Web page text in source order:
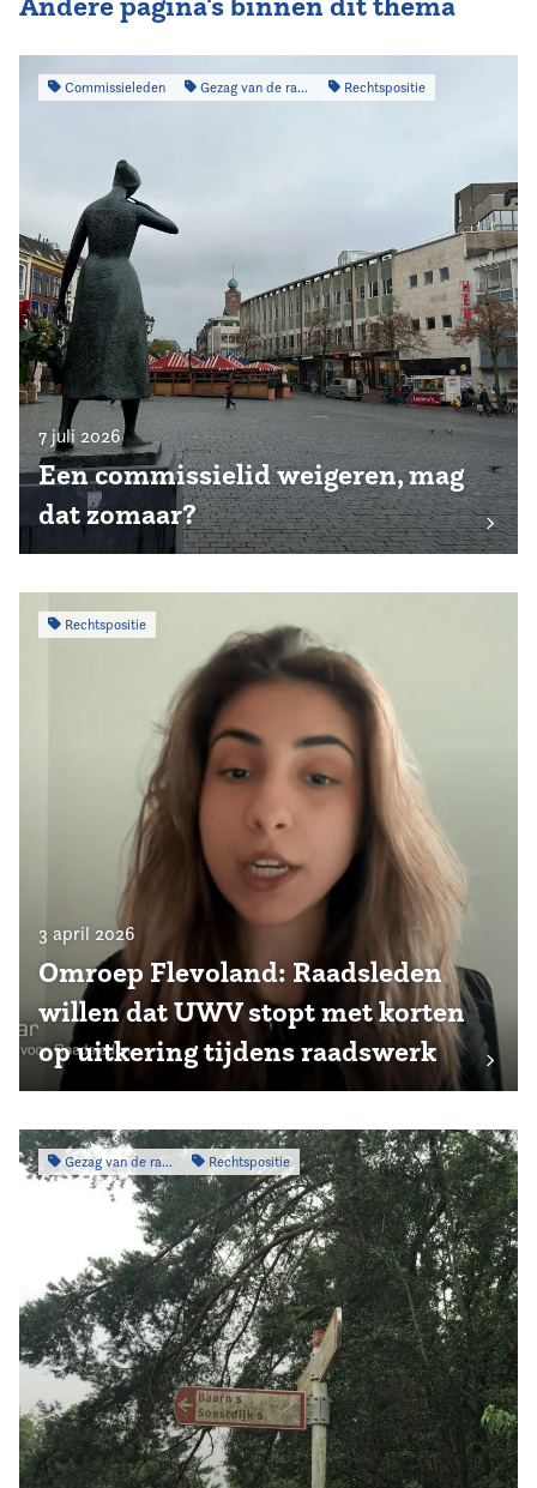
Commissieleden Gezag van de raad Rechtspositie
7 juli 2026
Een commissielid weigeren, mag
dat zomaar?
Rechtspositie
3 april 2026
Omroep Flevoland: Raadsleden
willen dat UWV stopt met korten
op uitkering tijdens raadswerk
Gezag van de raad Rechtspositie